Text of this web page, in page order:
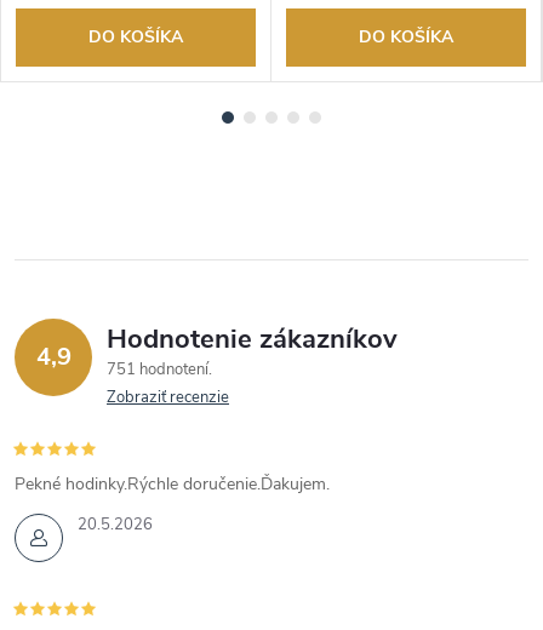
DO KOŠÍKA DO KOŠÍKA
4,9 Hodnotenie zákazníkov
751 hodnotení
Zobraziť recenzie
20.5.2026
Pekné hodinky.Rýchle doručenie.Ďakujem.